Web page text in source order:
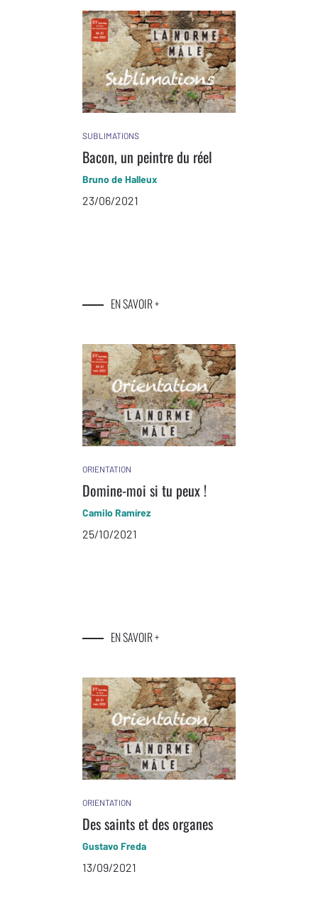
SUBLIMATIONS
Bacon, un peintre du réel
Bruno de Halleux
23/06/2021
EN SAVOIR +
ORIENTATION
Domine-moi si tu peux !
Camilo Ramírez
25/10/2021
EN SAVOIR +
ORIENTATION
Des saints et des organes
Gustavo Freda
13/09/2021